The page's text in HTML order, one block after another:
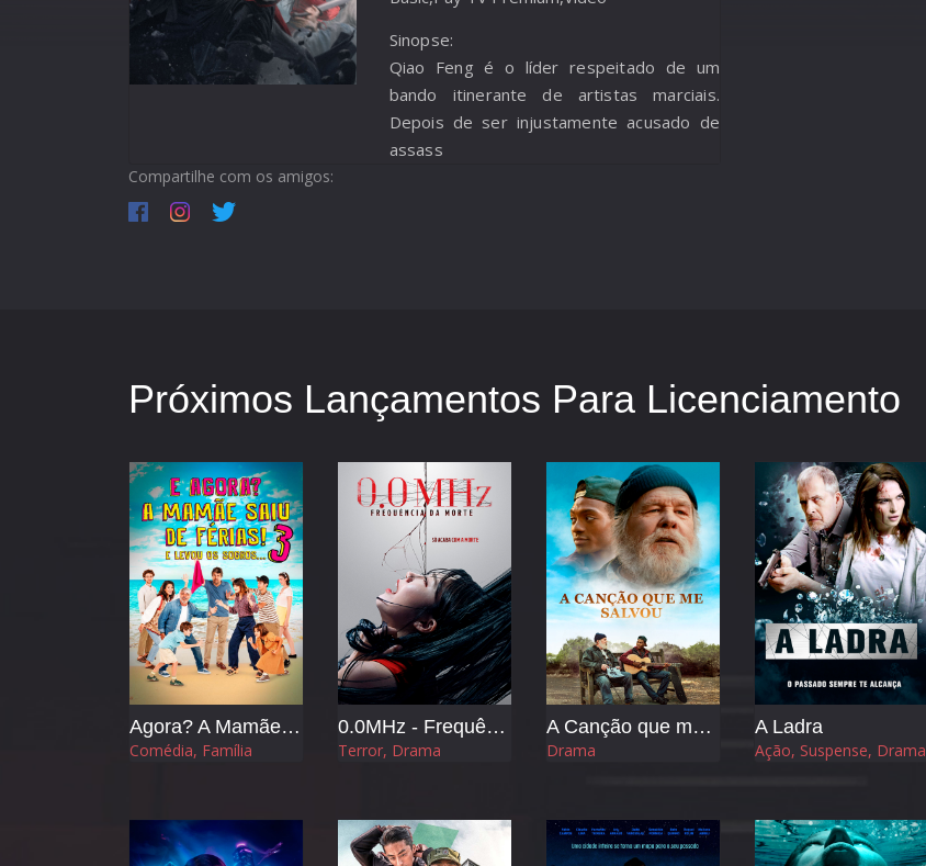
Sinopse:
Qiao Feng é o líder respeitado de um
bando itinerante de artistas marciais.
Depois de ser injustamente acusado de
assass
Compartilhe com os amigos:
Próximos Lançamentos Para Licenciamento
Agora? A Mamãe Saiu de Férias 3 e Levou os Sogros
Comédia, Família
0.0MHz - Frequência da Morte
Terror, Drama
A Canção que me Salvou
Drama
A Ladra
Ação, Suspense, Drama